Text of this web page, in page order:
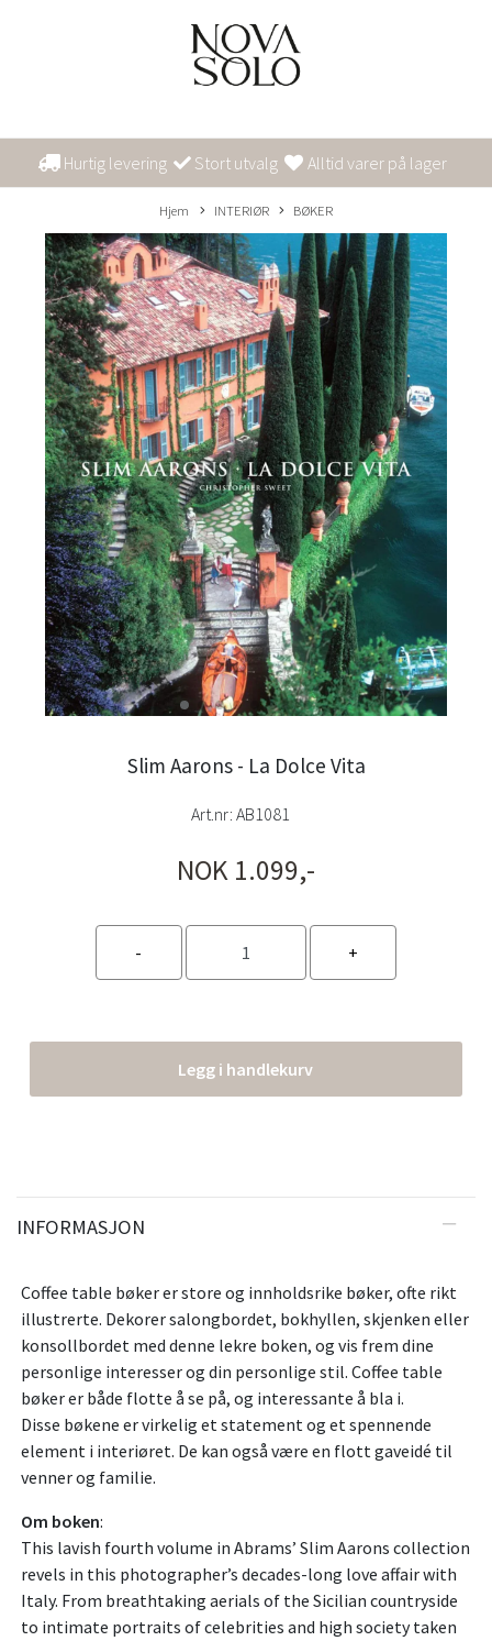
Hurtig levering Stort utvalg Alltid varer på lager
Hjem INTERIØR BØKER
Slim Aarons - La Dolce Vita
Art.nr: AB1081
NOK 1.099,-
Legg i handlekurv
INFORMASJON
Coffee table bøker er store og innholdsrike bøker, ofte rikt
illustrerte. Dekorer salongbordet, bokhyllen, skjenken eller
konsollbordet med denne lekre boken, og vis frem dine
personlige interesser og din personlige stil. Coffee table
bøker er både flotte å se på, og interessante å bla i.
Disse bøkene er virkelig et statement og et spennende
element i interiøret. De kan også være en flott gaveidé til
venner og familie.
Om boken:
This lavish fourth volume in Abrams’ Slim Aarons collection
revels in this photographer’s decades-long love affair with
Italy. From breathtaking aerials of the Sicilian countryside
to intimate portraits of celebrities and high society taken